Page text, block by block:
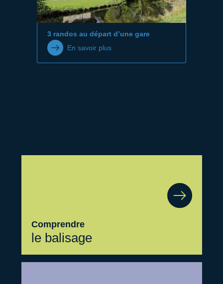
3 randos au départ d’une gare
En savoir plus
Comprendre
le balisage